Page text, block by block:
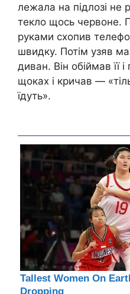
лежала на підлозі не
текло щось червоне.
руками схопив
швидку. Потім узяв
диван. Він обіймав її
щоках і кричав —
їдуть».